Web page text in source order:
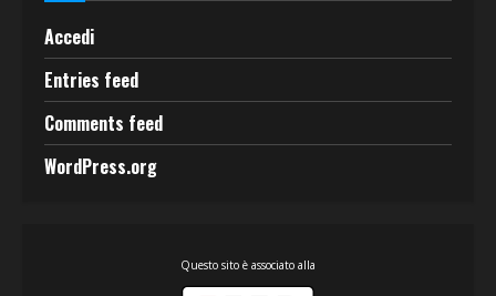
Accedi
Entries feed
Comments feed
WordPress.org
Questo sito è associato alla